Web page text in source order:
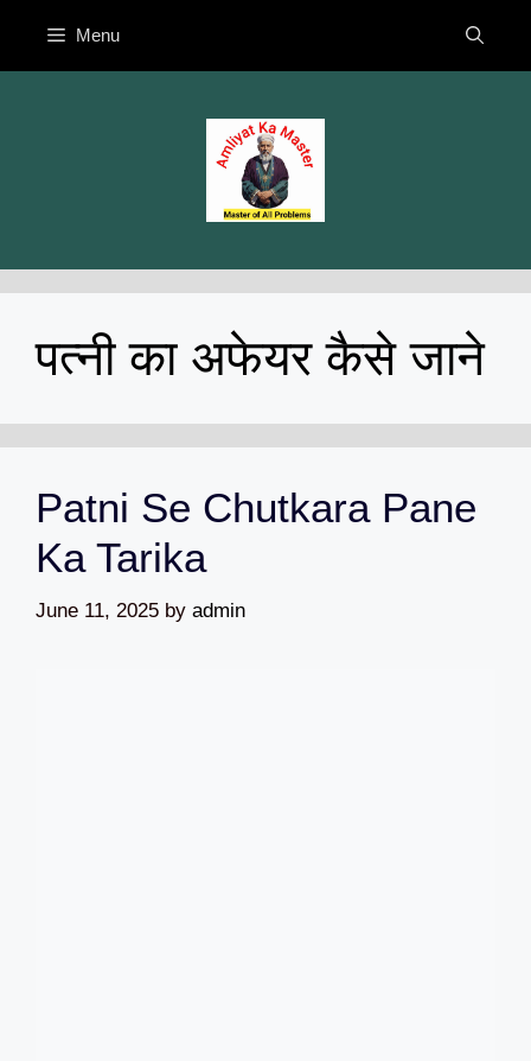
content
Menu
पत्नी का अफेयर कैसे जाने
Patni Se Chutkara Pane
Ka Tarika
June 11, 2025 by admin